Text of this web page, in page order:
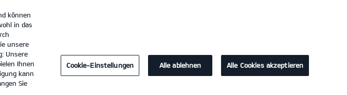
Tel. :
können
in das
unsere
Unsere
Ihnen
kann
Sie
Cookie-Einstellungen Alle ablehnen Alle Cookies akzeptieren